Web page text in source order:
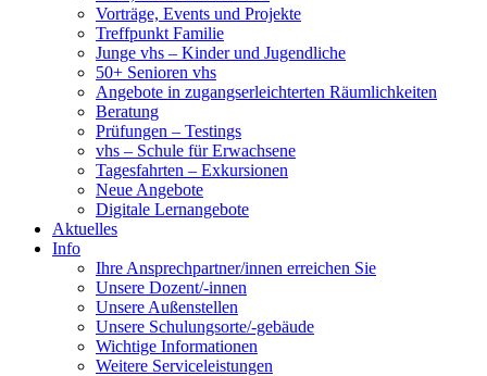
Vorträge, Events und Projekte
Treffpunkt Familie
Junge vhs – Kinder und Jugendliche
50+ Senioren vhs
Angebote in zugangserleichterten Räumlichkeiten
Beratung
Prüfungen – Testings
vhs – Schule für Erwachsene
Tagesfahrten – Exkursionen
Neue Angebote
Digitale Lernangebote
Aktuelles
Info
Ihre Ansprechpartner/innen erreichen Sie
Unsere Dozent/-innen
Unsere Außenstellen
Unsere Schulungsorte/-gebäude
Wichtige Informationen
Weitere Serviceleistungen